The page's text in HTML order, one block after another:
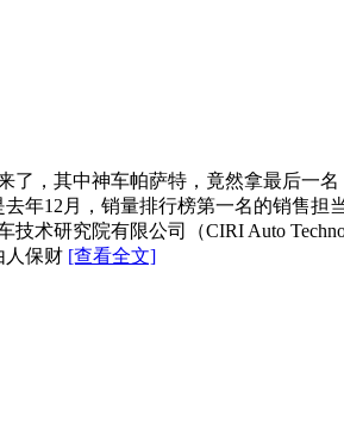
了，其中神车帕萨特，竟然拿最后一
年12月，销量排行榜第一名的销售担
术研究院有限公司（CIRI Auto
人保财 [查看全文]